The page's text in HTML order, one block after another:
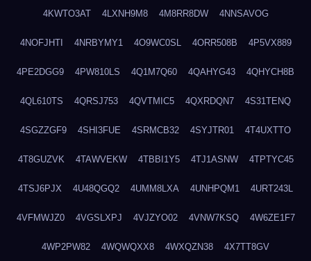
4KWTO3AT 4LXNH9M8 4M8RR8DW 4NNSAVOG
4NOFJHTI 4NRBYMY1 4O9WC0SL 4ORR508B 4P5VX889
4PE2DGG9 4PW810LS 4Q1M7Q60 4QAHYG43 4QHYCH8B
4QL610TS 4QRSJ753 4QVTMIC5 4QXRDQN7 4S31TENQ
4SGZZGF9 4SHI3FUE 4SRMCB32 4SYJTR01 4T4UXTTO
4T8GUZVK 4TAWVEKW 4TBBI1Y5 4TJ1ASNW 4TPTYC45
4TSJ6PJX 4U48QGQ2 4UMM8LXA 4UNHPQM1 4URT243L
4VFMWJZ0 4VGSLXPJ 4VJZYO02 4VNW7KSQ 4W6ZE1F7
4WP2PW82 4WQWQXX8 4WXQZN38 4X7TT8GV